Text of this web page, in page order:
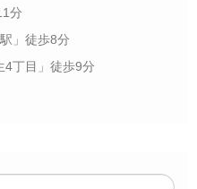
分
」徒歩8分
4丁目」徒歩9分